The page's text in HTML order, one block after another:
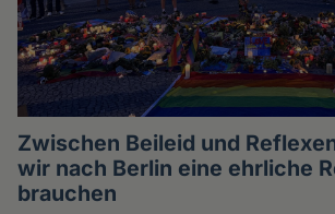
Zwischen Beileid und
wir nach Berlin eine ehrliche
brauchen